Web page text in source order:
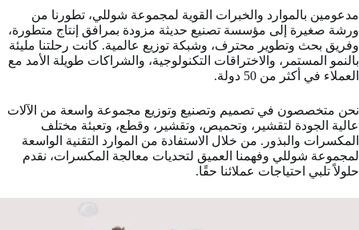
مدعومين بالموارد والخبرات القوية لمجموعة شوللي، تطورنا من
ورشة صغيرة إلى مؤسسة تصنيع حديثة مزودة بمرافق إنتاج متطورة،
وفريق بحث وتطوير محترف، وشبكة توزيع عالمية. كانت رحلتنا مليئة
بالنمو المستمر، والاختراقات التكنولوجية، والشراكات طويلة الأمد مع
العملاء في أكثر من 50 دولة.
نحن متخصصون في تصميم وتصنيع وتوزيع مجموعة واسعة من الآلات
عالية الجودة لتقشير، وتحميص، وتقشير، وقطع، وتعبئة مختلف
المكسرات والبذور. من خلال الاستفادة من الموارد التقنية الواسعة
لمجموعة شوللي وفهمنا العميق لتحديات معالجة المكسرات، نقدم
حلولاً تلبي احتياجات عملائنا حقًا.